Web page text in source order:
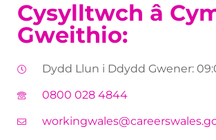
Cysylltwch â
Gweithio:
Dydd Llun i Ddydd Gwener:
0800 028 4844